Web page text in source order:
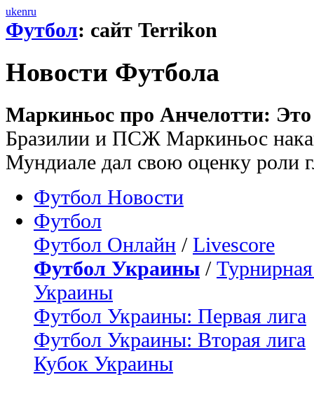
ukenru
Футбол: сайт Terrikon
Новости Футбола
Маркиньос про Анчелотти:
Бразилии и ПСЖ Маркиньос
Мундиале дал свою оценку роли
Футбол Новости
Футбол
Футбол Онлайн / Livescore
Футбол Украины /
Украины
Футбол Украины: Первая лига
Футбол Украины: Вторая лига
Кубок Украины